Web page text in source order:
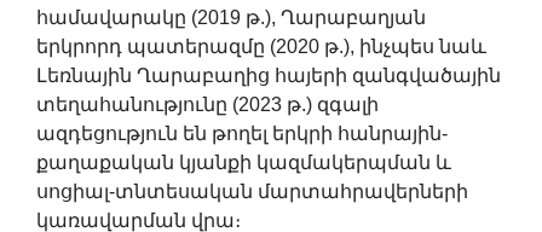
համավարակը (2019 թ.), Ղարաբաղյան
երկրորդ պատերազմը (2020 թ.), ինչպես նաև
Լեռնային Ղարաբաղից հայերի զանգվածային
տեղահանությունը (2023 թ.) զգալի
ազդեցություն են թողել երկրի հանրային-
քաղաքական կյանքի կազմակերպման և
սոցիալ-տնտեսական մարտահրավերների
կառավարման վրա։